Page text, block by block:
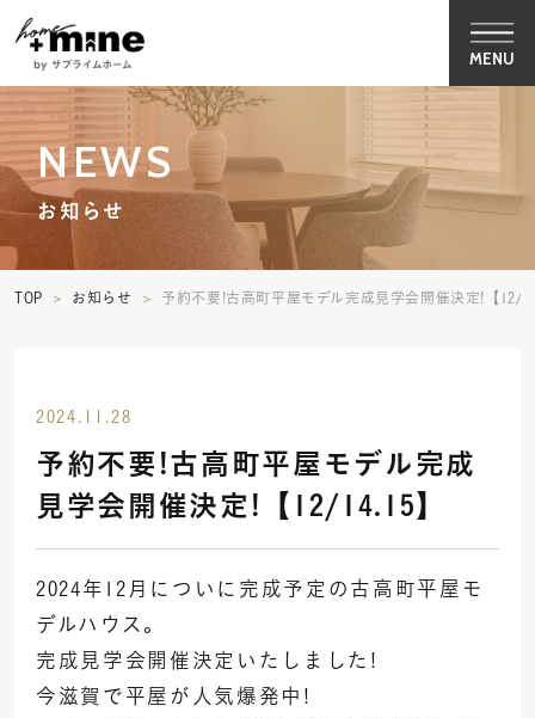
MENU
NEWS
お知らせ
TOP お知らせ 予約不要!古高町平屋モデル完成見学会開催決定!【12/
2024.11.28
予約不要!古高町平屋モデル完成
見学会開催決定!【12/14.15】
2024年12月についに完成予定の古高町平屋モ
デルハウス。
完成見学会開催決定いたしました!
今滋賀で平屋が人気爆発中!